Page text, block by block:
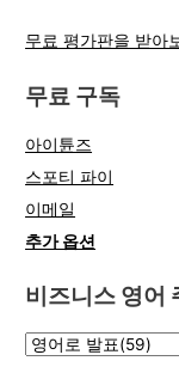
무료 평가판을 받아
무료 구독
아이튠즈
스포티 파이
이메일
추가 옵션
비즈니스 영어